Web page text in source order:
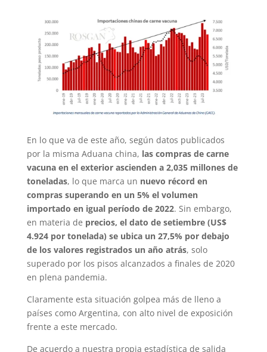
En lo que va de este año, según datos publicados
por la misma Aduana china, las compras de carne
vacuna en el exterior ascienden a 2,035 millones de
toneladas, lo que marca un nuevo récord en
compras superando en un 5% el volumen
importado en igual período de 2022. Sin embargo,
en materia de precios, el dato de setiembre (US$
4.924 por tonelada) se ubica un 27,5% por debajo
de los valores registrados un año atrás, solo
superado por los pisos alcanzados a finales de 2020
en plena pandemia.
Claramente esta situación golpea más de lleno a
países como Argentina, con alto nivel de exposición
frente a este mercado.
De acuerdo a nuestra propia estadística de salida